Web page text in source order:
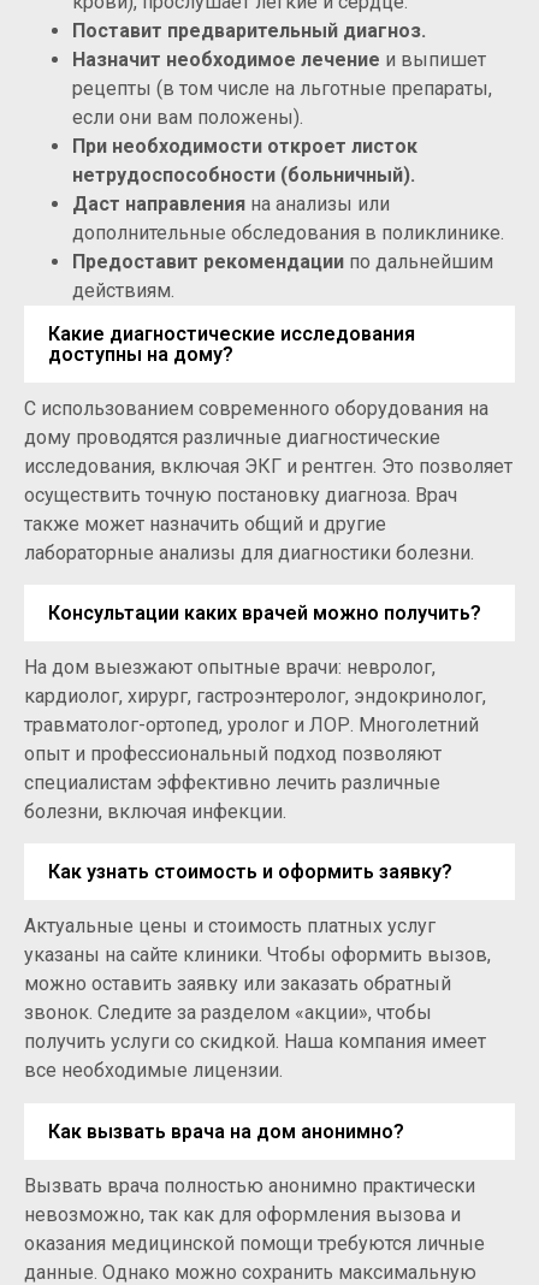
Поставит предварительный диагноз.
Назначит необходимое лечение и выпишет
рецепты (в том числе на льготные препараты,
если они вам положены).
При необходимости откроет листок
нетрудоспособности (больничный).
Даст направления на анализы или
дополнительные обследования в поликлинике.
Предоставит рекомендации по дальнейшим
действиям.
Какие диагностические исследования
доступны на дому?
С использованием современного оборудования на
дому проводятся различные диагностические
исследования, включая ЭКГ и рентген. Это позволяет
осуществить точную постановку диагноза. Врач
также может назначить общий и другие
лабораторные анализы для диагностики болезни.
Консультации каких врачей можно получить?
На дом выезжают опытные врачи: невролог,
кардиолог, хирург, гастроэнтеролог, эндокринолог,
травматолог-ортопед, уролог и ЛОР. Многолетний
опыт и профессиональный подход позволяют
специалистам эффективно лечить различные
болезни, включая инфекции.
Как узнать стоимость и оформить заявку?
Актуальные цены и стоимость платных услуг
указаны на сайте клиники. Чтобы оформить вызов,
можно оставить заявку или заказать обратный
звонок. Следите за разделом «акции», чтобы
получить услуги со скидкой. Наша компания имеет
все необходимые лицензии.
Как вызвать врача на дом анонимно?
Вызвать врача полностью анонимно практически
невозможно, так как для оформления вызова и
оказания медицинской помощи требуются личные
данные. Однако можно сохранить максимальную